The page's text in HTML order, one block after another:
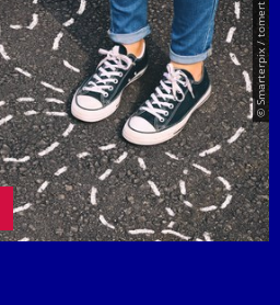
© Smarterpix / tomert